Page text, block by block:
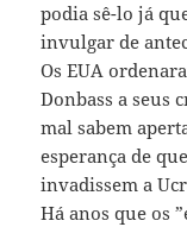
podia sê-lo já
invulgar de
Os EUA
Donbass a seus
mal sabem
esperança de
invadissem a
Há anos que os